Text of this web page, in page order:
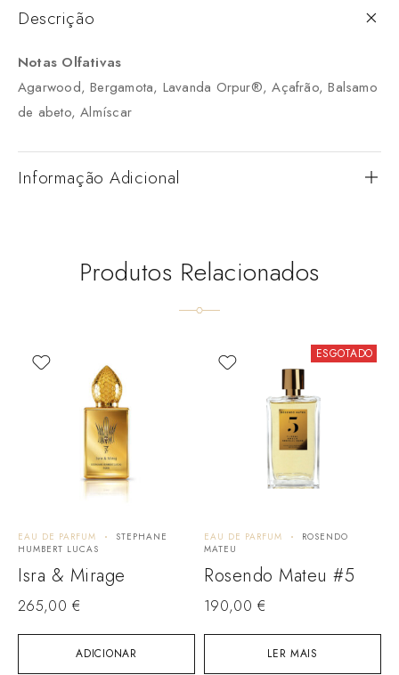
Descrição
Notas Olfativas
Agarwood, Bergamota, Lavanda Orpur®, Açafrão, Balsamo
de abeto, Almíscar
Informação Adicional
Produtos Relacionados
ADICIONAR
EAU DE PARFUM
STEPHANE
HUMBERT LUCAS
Isra & Mirage
265,00 €
ESGOTADO
LER MAIS
EAU DE PARFUM
ROSENDO
MATEU
Rosendo Mateu #5
190,00 €